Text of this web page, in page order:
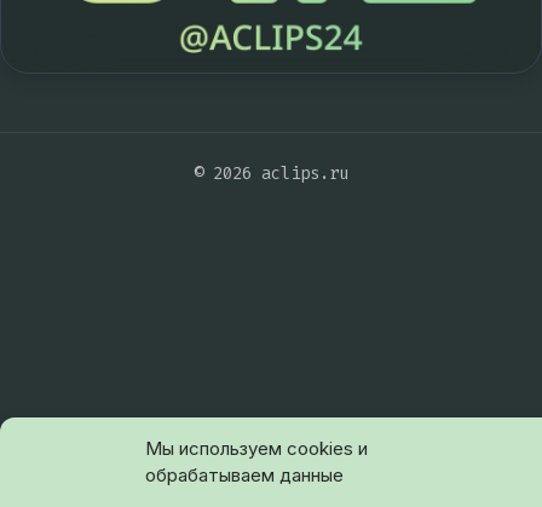
Мы используем cookies и
обрабатываем данные
© 2026 aclips.ru